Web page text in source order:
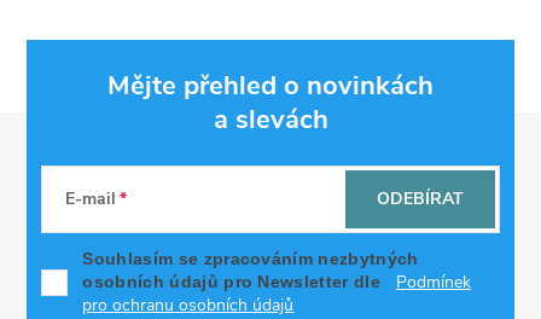
Mějte přehled o novinkách
a slevách
E-mail
Souhlasím se zpracováním nezbytných
osobních údajů pro Newsletter dle
Podmínek
pro ochranu osobních údajů
ODEBÍRAT